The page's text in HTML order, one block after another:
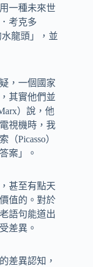
一種未來世
考克多
水龍頭」，並
，一個國家
其實他們並
）說，他
視機時，我
Picasso）
案」。
甚至有點天
值的。對於
語句能道出
差異。
差異認知，